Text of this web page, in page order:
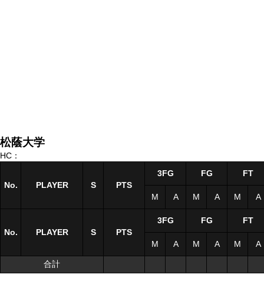
松蔭大学
HC：
No. PLAYER S
No. PLAYER S
合計
No. PLAYER S PTS
3FG FG FT
M A M A M A
No. PLAYER S PTS
3FG FG FT
M A M A M A
合計